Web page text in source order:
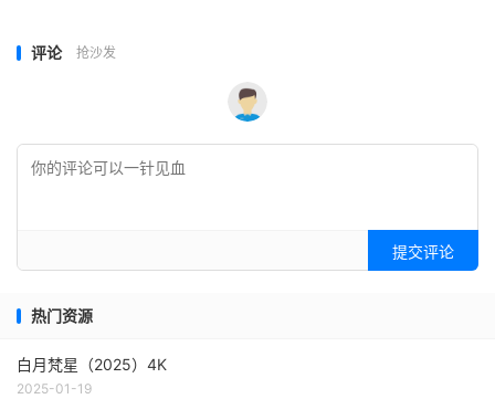
评论 抢沙发
提交评论
热门资源
白月梵星（2025）4K
2025-01-19